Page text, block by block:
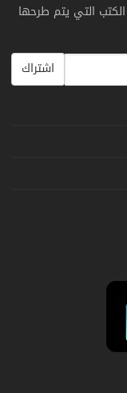
الكتب التي يتم طرحها
اشتراك